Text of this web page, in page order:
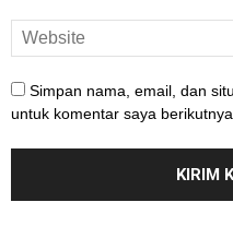
Simpan nama, email, dan
untuk komentar saya berikutnya.